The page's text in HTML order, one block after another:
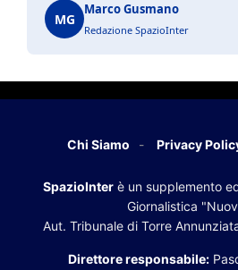
MG
Marco Gusmano
Redazione SpazioInter
Chi Siamo Privacy
SpazioInter è un supplemento
Giornalistica
Aut. Tribunale di Torre
Direttore responsabile: